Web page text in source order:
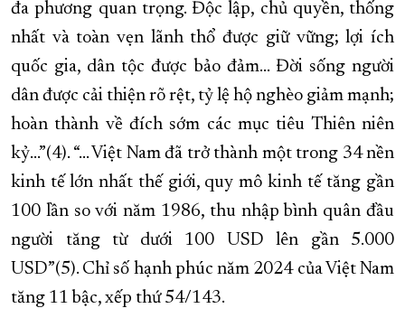
đa phương quan trọng. Độc lập, chủ quyền, thống
nhất và toàn vẹn lãnh thổ được giữ vững; lợi ích
quốc gia, dân tộc được bảo đảm... Đời sống người
dân được cải thiện rõ rệt, tỷ lệ hộ nghèo giảm mạnh;
hoàn thành về đích sớm các mục tiêu Thiên niên
kỷ...”(4). “... Việt Nam đã trở thành một trong 34 nền
kinh tế lớn nhất thế giới, quy mô kinh tế tăng gần
100 lần so với năm 1986, thu nhập bình quân đầu
người tăng từ dưới 100 USD lên gần 5.000
USD”(5). Chỉ số hạnh phúc năm 2024 của Việt Nam
tăng 11 bậc, xếp thứ 54/143.